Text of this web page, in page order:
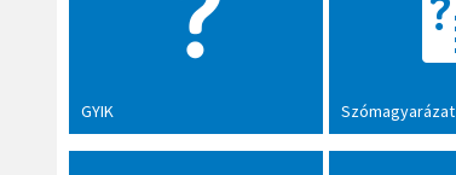
GYIK Szómagyarázat